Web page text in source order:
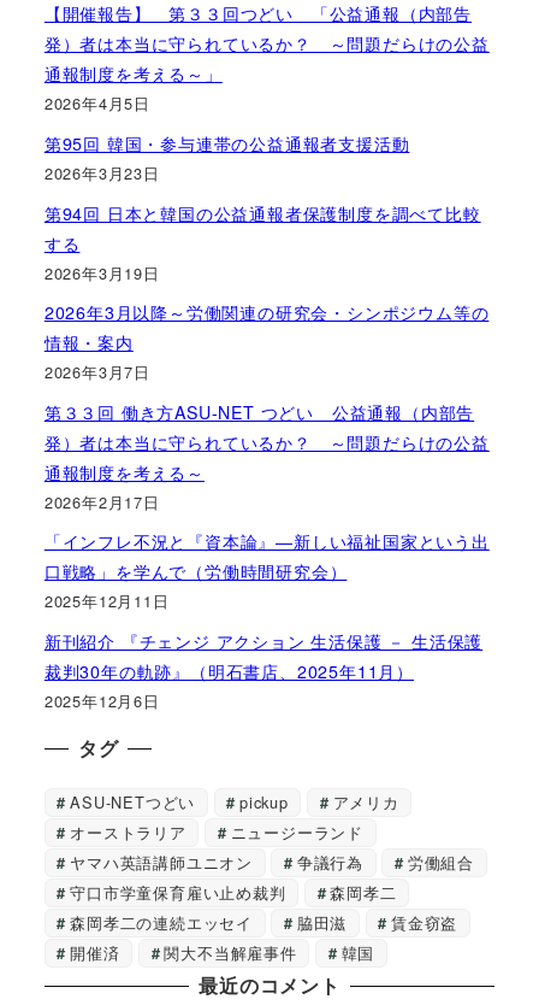
【開催報告】 第３３回つどい 「公益通報（内部告
発）者は本当に守られているか？ ～問題だらけの公益
通報制度を考える～」
2026年4月5日
第95回 韓国・参与連帯の公益通報者支援活動
2026年3月23日
第94回 日本と韓国の公益通報者保護制度を調べて比較
する
2026年3月19日
2026年3月以降～労働関連の研究会・シンポジウム等の
情報・案内
2026年3月7日
第３３回 働き方ASU-NET つどい 公益通報（内部告
発）者は本当に守られているか？ ～問題だらけの公益
通報制度を考える～
2026年2月17日
「インフレ不況と『資本論』―新しい福祉国家という出
口戦略」を学んで（労働時間研究会）
2025年12月11日
新刊紹介 『チェンジ アクション 生活保護 － 生活保護
裁判30年の軌跡』（明石書店、2025年11月）
2025年12月6日
タグ
ASU-NETつどい pickup
アメリカ
オーストラリア
ニュージーランド
ヤマハ英語講師ユニオン
争議行為
労働組合
守口市学童保育雇い止め裁判
森岡孝二
森岡孝二の連続エッセイ
脇田滋
賃金窃盗
開催済
関大不当解雇事件 韓国
最近のコメント